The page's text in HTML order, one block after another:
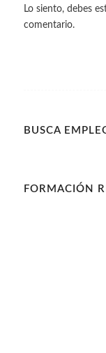
Lo siento, debes
comentario.
BUSCA
FORMACIÓN